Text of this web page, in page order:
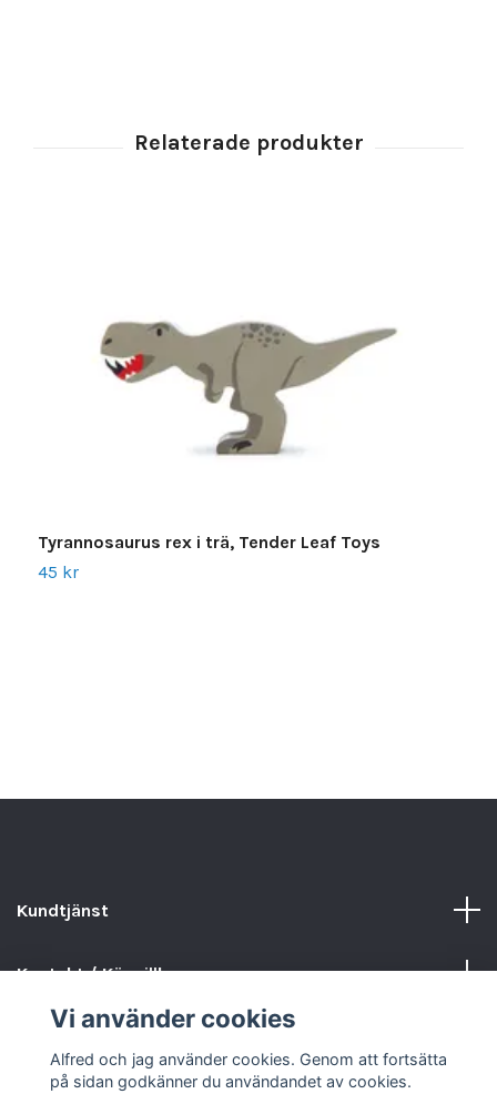
Tyrannosaurus rex i trä, Tender Leaf Toys
45 kr
Kundtjänst
Kontakt / Köpvillkor
Vi använder cookies
Alfred och jag använder cookies. Genom att fortsätta
på sidan godkänner du användandet av cookies.